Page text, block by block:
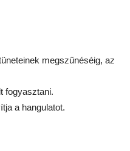
megszűnéséig, az
fogyasztani.
a hangulatot.